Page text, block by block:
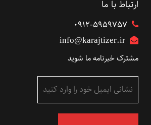
ارتباط با ما
۰۹۱۲-5959757
info@karajtizer.ir
مشترک خبرنامه ما شوید